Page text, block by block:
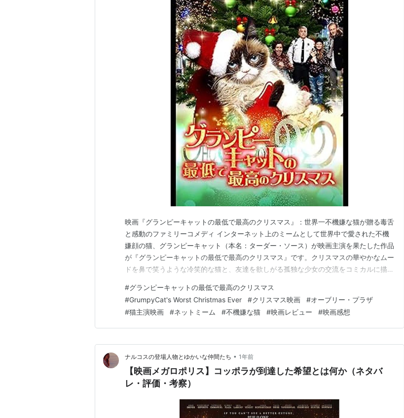
映画『グランピーキャットの最低で最高のクリスマス』：世界一不機嫌な猫が贈る毒舌
と感動のファミリーコメディ インターネット上のミームとして世界中で愛された不機
嫌顔の猫、グランピーキャット（本名：ターダー・ソース）が映画主演を果たした作品
が『グランピーキャットの最低で最高のクリスマス』です。クリスマスの華やかなムー
ドを鼻で笑うような冷笑的な猫と、友達を欲しがる孤独な少女の交流をコミカルに描い
ティム・ヒル。皮肉たっぷりのメタ発言や、映画の枠組みを超えた演出が満載で、子供
から大人まで楽しめる異色のホリデー映画となっています。
#グランピーキャットの最低で最高のクリスマス
#GrumpyCat's Worst Christmas Ever #クリスマス映画 #オーブリー・プラザ
#猫主演映画 #ネットミーム #不機嫌な猫 #映画レビュー #映画感想
ナルコスの登場人物とゆかいな仲間たち • 1年前
【映画メガロポリス】コッポラが到達した希望とは何か（ネタバ
レ・評価・考察）